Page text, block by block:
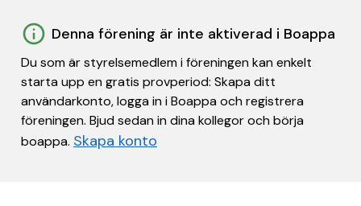
Denna förening är inte aktiverad i Boappa
Du som är styrelsemedlem i föreningen kan enkelt
starta upp en gratis provperiod: Skapa ditt
användarkonto, logga in i Boappa och registrera
föreningen. Bjud sedan in dina kollegor och börja
boappa. Skapa konto